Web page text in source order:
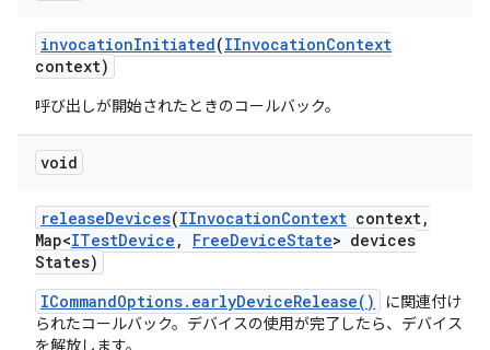
invocationInitiated(IInvocationContext
context)
呼び出しが開始されたときのコールバック。
void
releaseDevices(IInvocationContext context,
Map<ITestDevice , FreeDeviceState> devices
States)
ICommandOptions.earlyDeviceRelease()
に関連付け
られたコールバック。デバイスの使用が完了したら、デバイス
を解放します。